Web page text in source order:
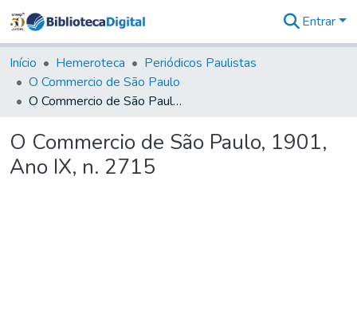
&
Coleções
Tudo na
Biblioteca
Estatísticas
Entrar
Início Hemeroteca
Periódicos Paulistas
O Commercio de São Paulo
O Commercio de São Paulo, 1901, Ano IX, n. 2715
O Commercio de São Paulo, 1901,
Ano IX, n. 2715